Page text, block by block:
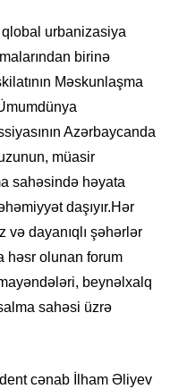
qlobal urbanizasiya
birinə
Məskunlaşma
Azərbaycanda
müasir
sahəsində həyata
daşıyır.Hər
və dayanıqlı şəhərlər
həsr olunan forum
beynəlxalq
sahəsi üzrə
cənab İlham Əliyev